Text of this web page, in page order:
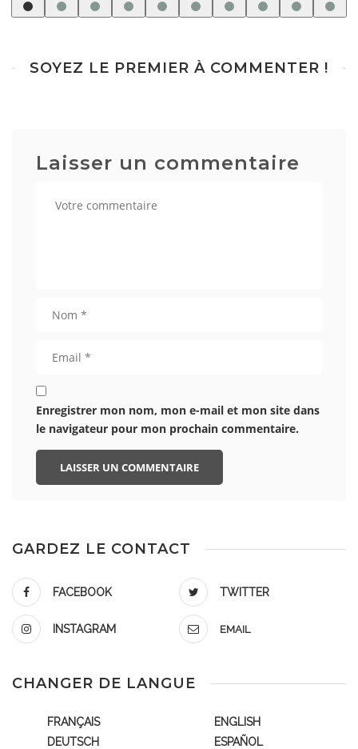
SOYEZ LE PREMIER À COMMENTER !
Laisser un commentaire
Enregistrer mon nom, mon e-mail et mon site dans
le navigateur pour mon prochain commentaire.
GARDEZ LE CONTACT
FACEBOOK TWITTER
INSTAGRAM EMAIL
CHANGER DE LANGUE
FRANÇAIS
ENGLISH
DEUTSCH
ESPAÑOL